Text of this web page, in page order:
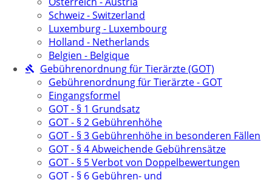
Schweiz - Switzerland
Luxemburg - Luxembourg
Holland - Netherlands
Belgien - Belgique
Gebührenordnung für Tierärzte (GOT)
Gebührenordnung für Tierärzte - GOT
Eingangsformel
GOT - § 1 Grundsatz
GOT - § 2 Gebührenhöhe
GOT - § 3 Gebührenhöhe in besonderen Fällen
GOT - § 4 Abweichende Gebührensätze
GOT - § 5 Verbot von Doppelbewertungen
GOT - § 6 Gebühren- und